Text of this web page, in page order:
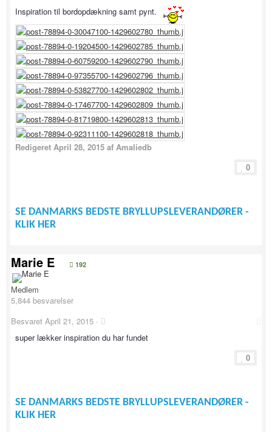
Inspiration til bordopdækning samt pynt.
Redigeret April 28, 2015 af Amaliedb
0
SE DANMARKS BEDSTE BRYLLUPSLEVERANDØRER -
KLIK HER
Marie E 192
Medlem
5,844 besvarelser
Besvaret April 21, 2015 ·
super lækker inspiration du har fundet
0
SE DANMARKS BEDSTE BRYLLUPSLEVERANDØRER -
KLIK HER